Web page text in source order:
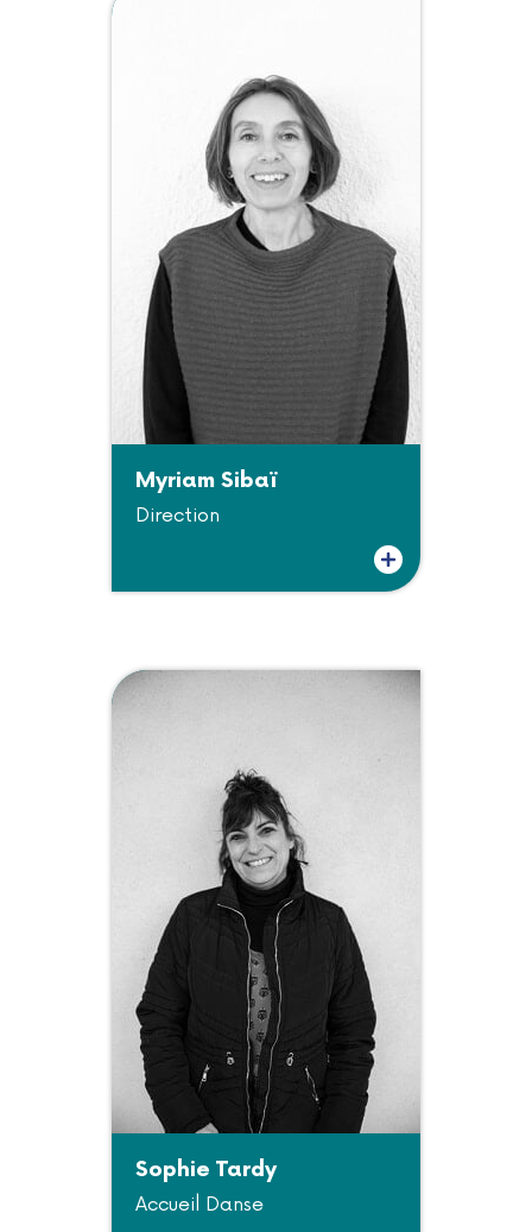
Myriam Sibaï
Direction
Plus d'informations sur Myriam Sibaï
Sophie Tardy
Accueil Danse